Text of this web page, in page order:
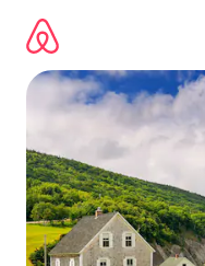
sadržaj